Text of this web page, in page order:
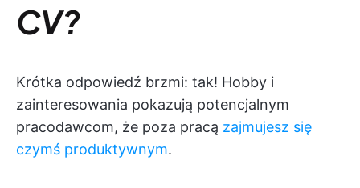
CV?
Krótka odpowiedź brzmi: tak! Hobby i
zainteresowania pokazują potencjalnym
pracodawcom, że poza pracą zajmujesz się
czymś produktywnym.